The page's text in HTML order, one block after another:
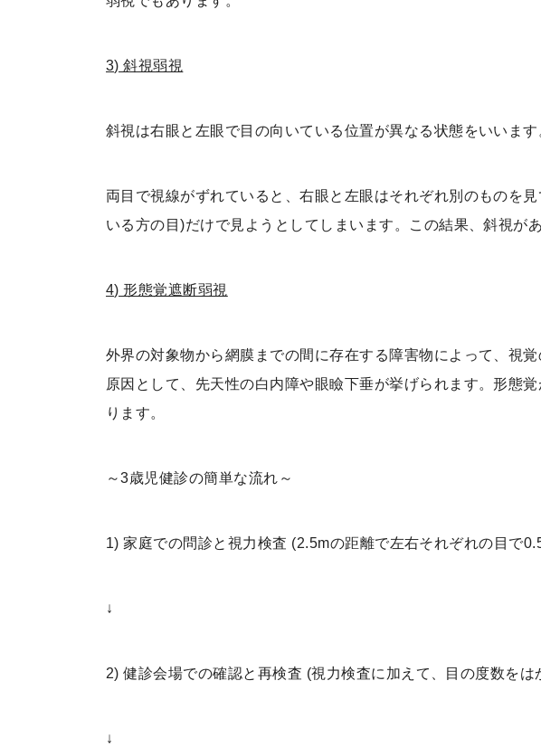
3) 斜視弱視
斜視は右眼と左眼で目の向いている位置が異なる状態をいいます
両目で視線がずれていると、右眼と左眼はそれぞれ別のものを
いる方の目)だけで見ようとしてしまいます。この結果、斜視が
4) 形態覚遮断弱視
外界の対象物から網膜までの間に存在する障害物によって、視
原因として、先天性の白内障や眼瞼下垂が挙げられます。形態
ります。
～3歳児健診の簡単な流れ～
1) 家庭での問診と視力検査 (2.5mの距離で左右それぞれの目で
↓
2) 健診会場での確認と再検査 (視力検査に加えて、目の度数をは
↓